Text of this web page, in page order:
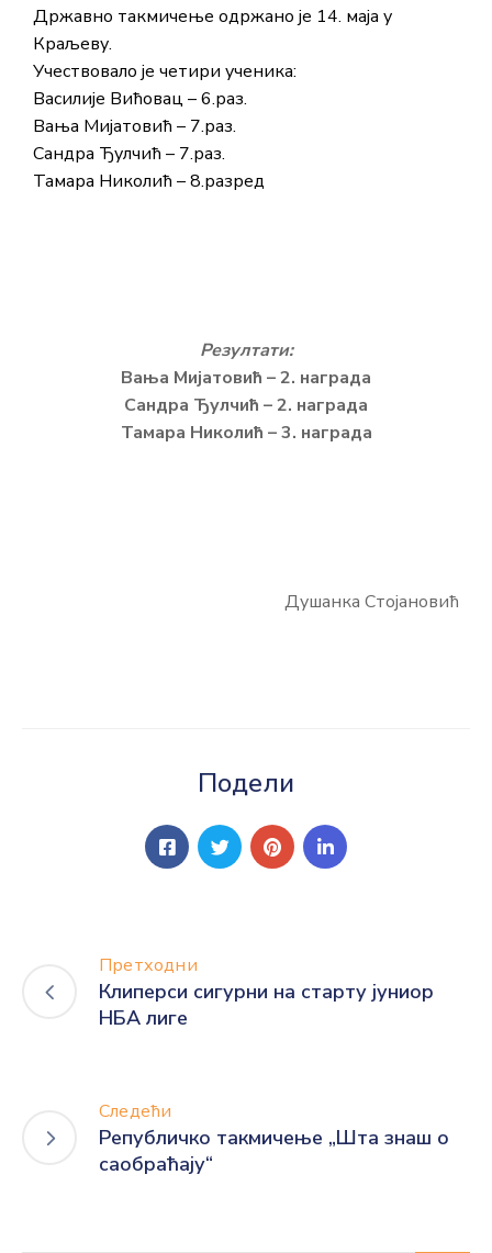
Државно такмичење одржано је 14. маја у
Краљеву.
Учествовало је четири ученика:
Василије Вићовац – 6.раз.
Вања Мијатовић – 7.раз.
Сандра Ђулчић – 7.раз.
Тамара Николић – 8.разред
Резултати:
Вања Мијатовић – 2. награда
Сандра Ђулчић – 2. награда
Тамара Николић – 3. награда
Душанка Стојановић
Подели
Претходни
Клиперси сигурни на старту јуниор
НБА лиге
Следећи
Републичко такмичење „Шта знаш о
саобраћају“